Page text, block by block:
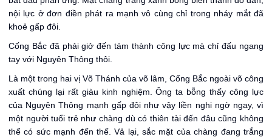
nội lực ở đơn điền phát ra mạnh vô cùng chỉ trong nháy mắt đã
khoẻ gấp đôi.
Cống Bắc đã phải giở đến tám thành công lực mà chỉ đấu ngang
tay với Nguyên Thông thôi.
Là một trong hai vị Võ Thánh của võ lâm, Cống Bắc ngoài võ công
xuất chúng lại rất giàu kinh nghiệm. Ông ta bỗng thấy công lực
của Nguyên Thông mạnh gấp đôi như vậy liền nghi ngờ ngay, vì
một người tuổi trẻ như chàng dù có thiên tài đến đâu cũng không
thể có sức mạnh đến thế. Vả lại, sắc mặt của chàng đang trắng